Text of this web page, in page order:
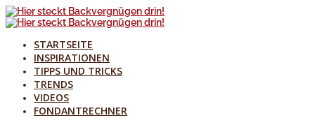
STARTSEITE
INSPIRATIONEN
TIPPS UND TRICKS
TRENDS
VIDEOS
FONDANTRECHNER